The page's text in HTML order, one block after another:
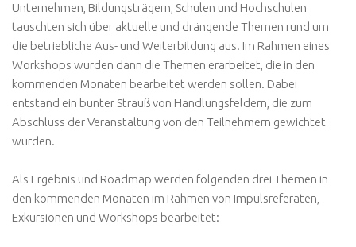
Unternehmen, Bildungsträgern, Schulen und Hochschulen
tauschten sich über aktuelle und drängende Themen rund um
die betriebliche Aus- und Weiterbildung aus. Im Rahmen eines
Workshops wurden dann die Themen erarbeitet, die in den
kommenden Monaten bearbeitet werden sollen. Dabei
entstand ein bunter Strauß von Handlungsfeldern, die zum
Abschluss der Veranstaltung von den Teilnehmern gewichtet
wurden.
Als Ergebnis und Roadmap werden folgenden drei Themen in
den kommenden Monaten im Rahmen von Impulsreferaten,
Exkursionen und Workshops bearbeitet: